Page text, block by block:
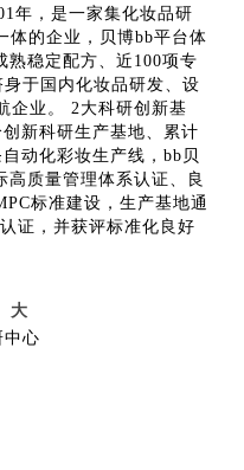
年，是一家集化妆品研
体的企业，贝博bb平台体
熟稳定配方、近100项专
于国内化妆品研发、设
企业。 2大科研创新基
新科研生产基地、累计
动化彩妆生产线，bb贝
高质量管理体系认证、良
标准建设，生产基地通
证，并获评标准化良好
大
中心